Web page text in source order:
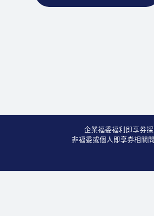
企業福委福利即享券
非福委或個人即享券相關